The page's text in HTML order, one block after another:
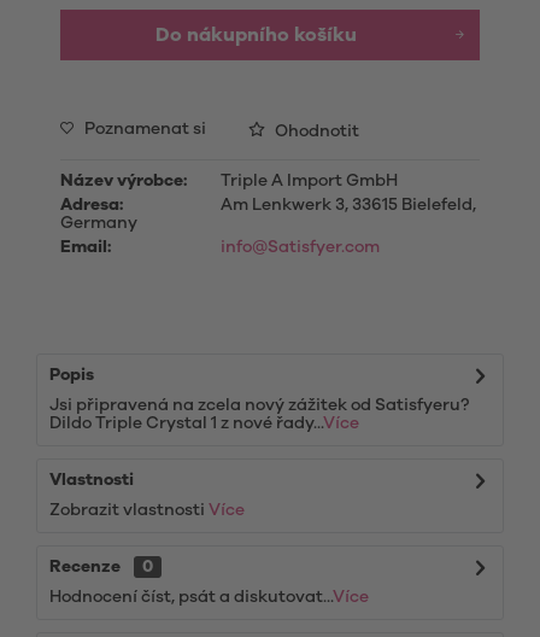
Do nákupního košíku
Poznamenat si Ohodnotit
Název výrobce:
Triple A Import GmbH
Adresa:
Am Lenkwerk 3, 33615 Bielefeld,
Germany
Email:
info@Satisfyer.com
Popis
Jsi připravená na zcela nový zážitek od Satisfyeru?
Dildo Triple Crystal 1 z nové řady...Více
Vlastnosti
Zobrazit vlastnosti Více
Recenze
0
Hodnocení číst, psát a diskutovat...Více